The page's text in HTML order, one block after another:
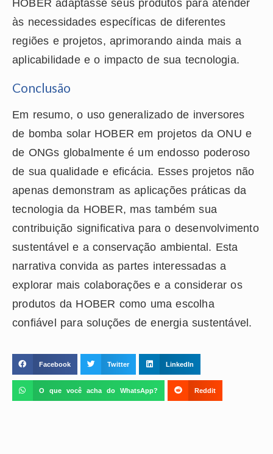
HOBER adaptasse seus produtos para atender
às necessidades específicas de diferentes
regiões e projetos, aprimorando ainda mais a
aplicabilidade e o impacto de sua tecnologia.
Conclusão
Em resumo, o uso generalizado de inversores
de bomba solar HOBER em projetos da ONU e
de ONGs globalmente é um endosso poderoso
de sua qualidade e eficácia. Esses projetos não
apenas demonstram as aplicações práticas da
tecnologia da HOBER, mas também sua
contribuição significativa para o desenvolvimento
sustentável e a conservação ambiental. Esta
narrativa convida as partes interessadas a
explorar mais colaborações e a considerar os
produtos da HOBER como uma escolha
confiável para soluções de energia sustentável.
Facebook Twitter LinkedIn
O que você acha do WhatsApp? Reddit